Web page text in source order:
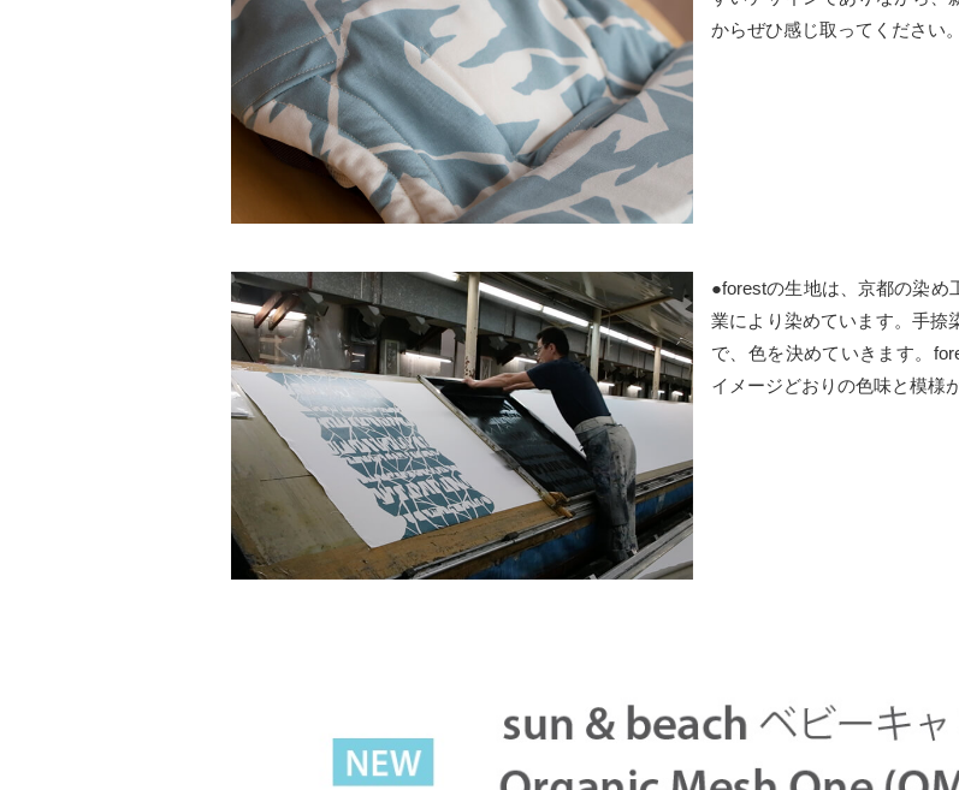
からぜひ感じ取ってください。
●forestの生地は、京都の染め
業により染めています。手捺
で、色を決めていきます。
イメージどおりの色味と模様